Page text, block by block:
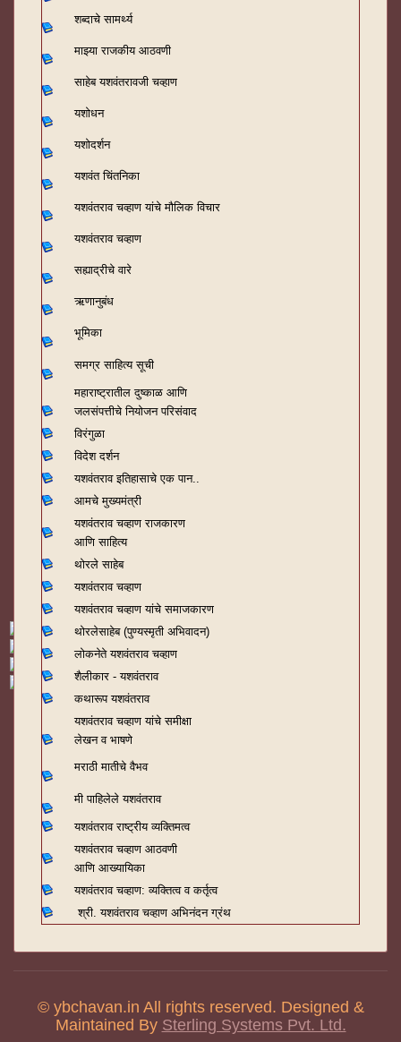
शब्दाचे सामर्थ्य
माझ्या राजकीय आठवणी
साहेब यशवंतरावजी चव्हाण
यशोधन
यशोदर्शन
यशवंत चिंतनिका
यशवंतराव चव्हाण यांचे मौलिक विचार
यशवंतराव चव्हाण
सह्याद्रीचे वारे
ऋणानुबंध
भूमिका
समग्र साहित्य सूची
महाराष्ट्रातील दुष्काळ आणि
जलसंपत्तीचे नियोजन परिसंवाद
विरंगुळा
विदेश दर्शन
यशवंतराव इतिहासाचे एक पान..
आमचे मुख्यमंत्री
यशवंतराव चव्हाण राजकारण
आणि साहित्य
थोरले साहेब
यशवंतराव चव्हाण
यशवंतराव चव्हाण यांचे समाजकारण
थोरलेसाहेब (पुण्यस्मृती अभिवादन)
लोकनेते यशवंतराव चव्हाण
शैलीकार - यशवंतराव
कथारूप यशवंतराव
यशवंतराव चव्हाण यांचे समीक्षा
लेखन व भाषणे
मराठी मातीचे वैभव
मी पाहिलेले यशवंतराव
यशवंतराव राष्ट्रीय व्यक्तिमत्व
यशवंतराव चव्हाण आठवणी
आणि आख्यायिका
यशवंतराव चव्हाण: व्यक्तित्व व कर्तृत्व
श्री. यशवंतराव चव्हाण अभिनंदन ग्रंथ
© ybchavan.in All rights reserved. Designed &
Maintained By Sterling Systems Pvt. Ltd.